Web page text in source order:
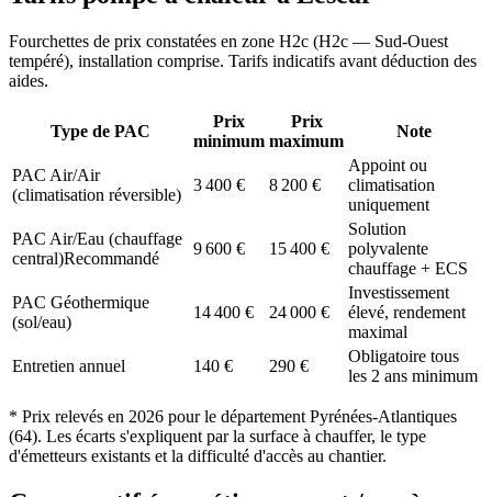
Fourchettes de prix constatées en zone H2c (H2c — Sud-Ouest
tempéré), installation comprise. Tarifs indicatifs avant déduction des
aides.
Type de PAC
Prix
minimum
Prix
maximum
Note
PAC Air/Air
(climatisation réversible)
3 400 € 8 200 €
Appoint ou
climatisation
uniquement
PAC Air/Eau (chauffage
central)Recommandé
9 600 € 15 400 €
Solution
polyvalente
chauffage + ECS
PAC Géothermique
(sol/eau)
14 400 € 24 000 €
Investissement
élevé, rendement
maximal
Entretien annuel
140 € 290 €
Obligatoire tous
les 2 ans minimum
* Prix relevés en 2026 pour le département Pyrénées-Atlantiques
(64). Les écarts s'expliquent par la surface à chauffer, le type
d'émetteurs existants et la difficulté d'accès au chantier.